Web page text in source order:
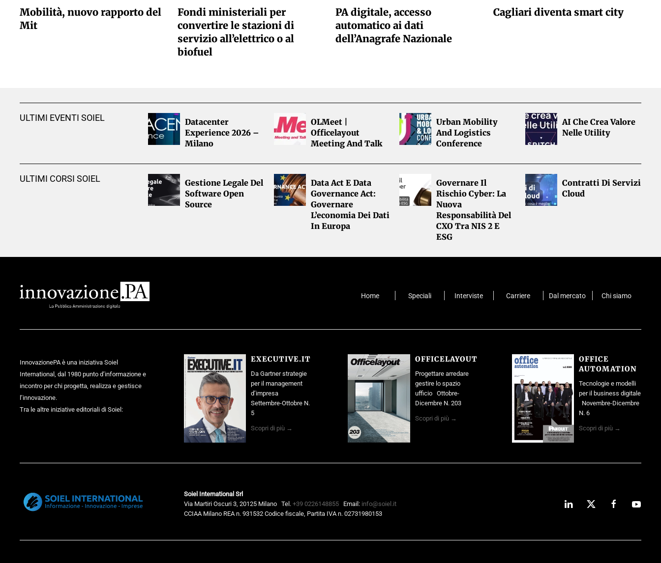
Mobilità, nuovo rapporto del
Mit
Fondi ministeriali per
convertire le stazioni di
servizio all’elettrico o al
biofuel
PA digitale, accesso
automatico ai dati
dell’Anagrafe Nazionale
Cagliari diventa smart city
ULTIMI EVENTI SOIEL
Datacenter
Experience 2026 –
Milano
OLMeet |
Officelayout
Meeting And Talk
Urban Mobility
And Logistics
Conference
AI Che Crea Valore
Nelle Utility
ULTIMI CORSI SOIEL
Gestione Legale Del
Software Open
Source
Data Act E Data
Governance Act:
Governare
L’economia Dei Dati
In Europa
Governare Il
Rischio Cyber: La
Nuova
Responsabilità Del
CXO Tra NIS 2 E
ESG
Contratti Di Servizi
Cloud
Home Speciali Interviste Carriere Dal mercato Chi siamo
InnovazionePA è una iniziativa Soiel
International, dal 1980 punto d’informazione e
incontro per chi progetta, realizza e gestisce
l’innovazione.
Tra le altre iniziative editoriali di Soiel:
EXECUTIVE.IT
Da Gartner strategie
per il management
d’impresa
Settembre-Ottobre N.
5
Scopri di più →
OFFICELAYOUT
Progettare arredare
gestire lo spazio
ufficio Ottobre-
Dicembre N. 203
Scopri di più →
OFFICE
AUTOMATION
Tecnologie e modelli
per il business digitale
Novembre-Dicembre
N. 6
Scopri di più →
Soiel International Srl
Via Martiri Oscuri 3, 20125 MilanoTel. +39 0226148855Email: info@soiel.it
CCIAA Milano REA n. 931532 Codice fiscale, Partita IVA n. 02731980153